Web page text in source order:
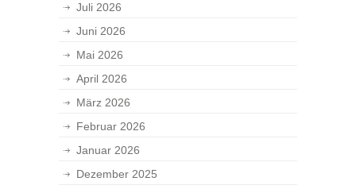
Juli 2026
Juni 2026
Mai 2026
April 2026
März 2026
Februar 2026
Januar 2026
Dezember 2025